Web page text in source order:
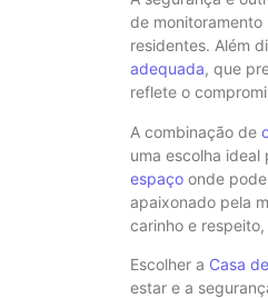
de
residentes. Além
adequada, que
reflete o
A combinação de
uma escolha ideal
espaço onde
apaixonado pela
carinho e
Escolher a Casa
estar e a